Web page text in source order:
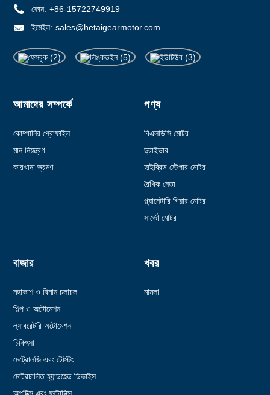
ফোন: +86-15722749919
ইমেইল: sales@hetaigearmotor.com
আমাদের সম্পর্কে
কোম্পানির প্রোফাইল
মান নিয়ন্ত্রণ
কারখানা ভ্রমণ
পণ্য
বিএলডিসি মোটর
ড্রাইভার
হাইব্রিড স্টেপার মোটর
রৈখিক নেতা
প্ল্যানেটারি গিয়ার মোটর
সার্ভো মোটর
বাজার
মহাকাশ ও বিমান চলাচল
শিল্প ও অটোমেশন
ল্যাবরেটরি অটোমেশন
চিকিৎসা
মেট্রোলজি এবং টেস্টিং
মোটরচালিত হ্যান্ডহেল্ড ডিভাইস
খবর
মামলা